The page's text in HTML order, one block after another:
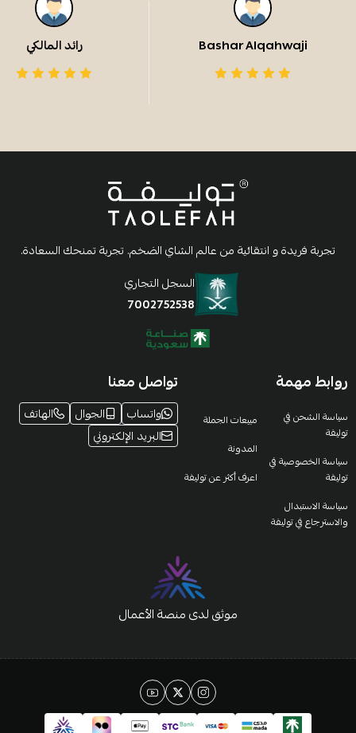
Bashar Alqahwaji رائد المالكي
تجربة فريدة و انتقائية من عالم الشاي الضخم. تجربة تمنحك السعادة.
السجل التجاري
7002752538
روابط مهمة
سياسة الشحن في
توليفة
سياسة الخصوصية في
توليفة
سياسة الاستبدال
والاسترجاع في توليفة
مبيعات الجملة
المدونة
اعرف أكثر عن توليفة
تواصل معنا
واتساب الجوال
الهاتف
البريد الإلكتروني
موثق لدى منصة الأعمال